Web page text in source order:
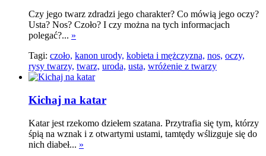
Czy jego twarz zdradzi jego charakter? Co mówią jego oczy?
Usta? Nos? Czoło? I czy można na tych informacjach
polegać?... »
Tagi: czoło, kanon urody, kobieta i mężczyzna, nos, oczy,
rysy twarzy, twarz, uroda, usta, wróżenie z twarzy
Kichaj na katar
Katar jest rzekomo dziełem szatana. Przytrafia się tym, którzy
śpią na wznak i z otwartymi ustami, tamtędy wślizguje się do
nich diabeł... »